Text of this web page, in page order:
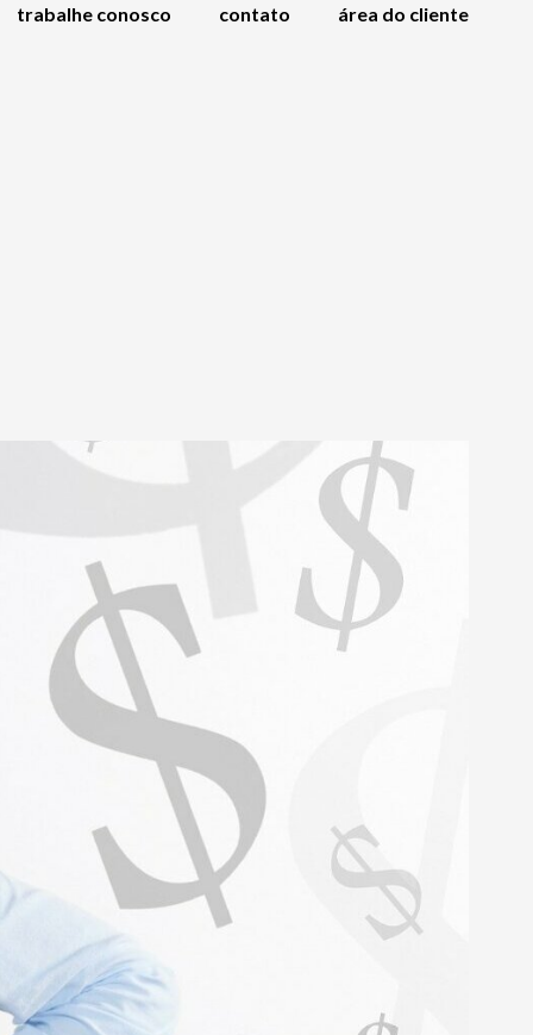
trabalhe conosco contato área do cliente